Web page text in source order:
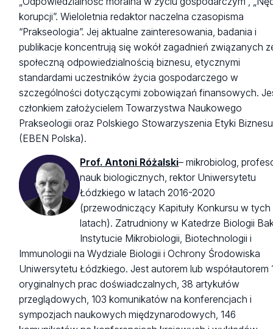
korupcji”. Wieloletnia redaktor naczelna czasopisma
“Prakseologia”. Jej aktualne zainteresowania, badania i
publikacje koncentrują się wokół zagadnień związanych
społeczną odpowiedzialnością biznesu, etycznymi
standardami uczestników życia gospodarczego w
szczególności dotyczącymi zobowiązań finansowych.
członkiem założycielem Towarzystwa Naukowego
Prakseologii oraz Polskiego Stowarzyszenia Etyki Biznesu
(EBEN Polska).
Prof. Antoni Różalski– mikrobiolog,
nauk biologicznych, rektor Uniwersytetu
Łódzkiego w latach 2016-2020
(przewodniczący Kapituły Konkursu w tych
latach). Zatrudniony w Katedrze Biologii
Instytucie Mikrobiologii, Biotechnologii i
Immunologii na Wydziale Biologii i Ochrony Środowiska
Uniwersytetu Łódzkiego. Jest autorem lub współautorem
oryginalnych prac doświadczalnych, 38 artykułów
przeglądowych, 103 komunikatów na konferencjach i
sympozjach naukowych międzynarodowych, 146